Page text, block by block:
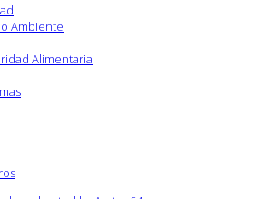
Ambiente
Alimentaria